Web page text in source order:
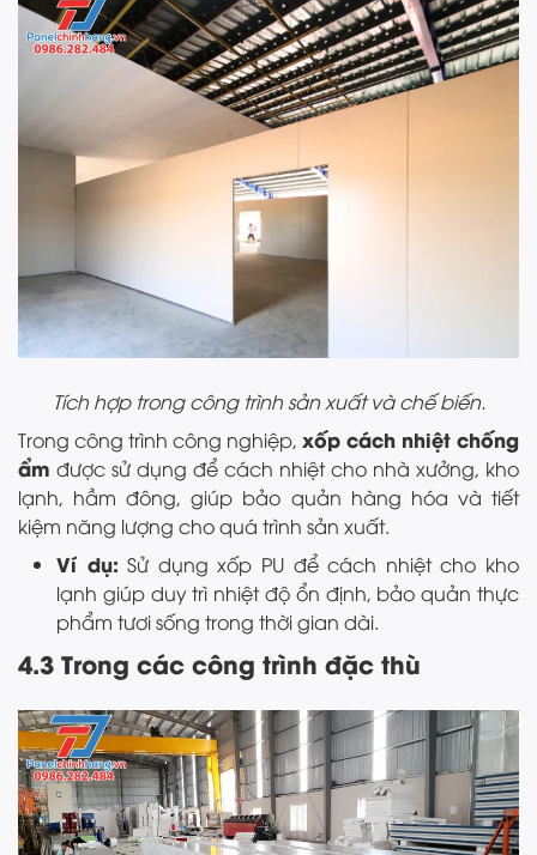
Tích hợp trong công trình sản xuất và chế biến.
Trong công trình công nghiệp, xốp cách nhiệt chống
ẩm được sử dụng để cách nhiệt cho nhà xưởng, kho
lạnh, hầm đông, giúp bảo quản hàng hóa và tiết
kiệm năng lượng cho quá trình sản xuất.
Ví dụ: Sử dụng xốp PU để cách nhiệt cho kho
lạnh giúp duy trì nhiệt độ ổn định, bảo quản thực
phẩm tươi sống trong thời gian dài.
4.3 Trong các công trình đặc thù